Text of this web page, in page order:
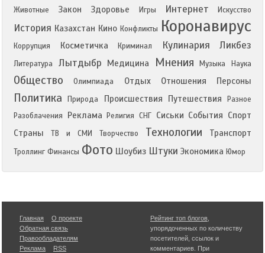
Животные
Закон Здоровье Игры Интернет Искусство
История Казахстан Кино Конфликты Коронавирус
Коррупция Косметичка Криминал Кулинария Ликбез
Литература Лытдыбр Медицина Мнения Музыка Наука
Общество Олимпиада Отдых Отношения Персоны
Политика Природа Происшествия Путешествия
Разное
Разоблачения
Реклама Религия СНГ Сиськи События Спорт
Страны
ТВ и СМИ Творчество Технологии Транспорт
Троллинг Финансы Фото Шоубиз Штуки Экономика Юмор
Главная
О проекте
Обратная связь
Правообладателям
Реклама
RSS
Рейтинг топ блогов
упорядоченных по количеству
посетителей, ссылок и
комментариев. При